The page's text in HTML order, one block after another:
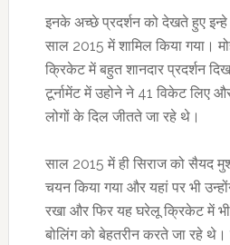
इनके अच्छे प्रदर्शन को देखते हुए इन्हे
साल 2015 में शामिल किया गया।
क्रिकेट में बहुत शानदार प्रदर्शन
टूर्नामेंट में उहोने ने 41 विकेट लिए
लोगों के दिल जीतते जा रहे थे।
साल 2015 में ही सिराज को सैयद
चयन किया गया और यहां पर भी
रखा और फिर यह घरेलू क्रिकेट में
बोलिंग को बेहतरीन करते जा रहे